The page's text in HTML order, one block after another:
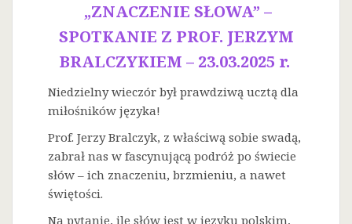
„ZNACZENIE SŁOWA” –
SPOTKANIE Z PROF. JERZYM
BRALCZYKIEM – 23.03.2025 r.
Niedzielny wieczór był prawdziwą ucztą dla
miłośników języka!
Prof. Jerzy Bralczyk, z właściwą sobie swadą,
zabrał nas w fascynującą podróż po świecie
słów – ich znaczeniu, brzmieniu, a nawet
świętości.
Na pytanie, ile słów jest w języku polskim,